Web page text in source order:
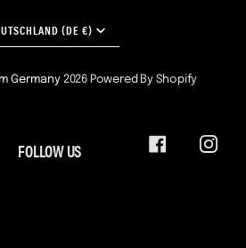
(DE €)
Germany2026 Powered By Shopify
FOLLOW US FACEBOOK